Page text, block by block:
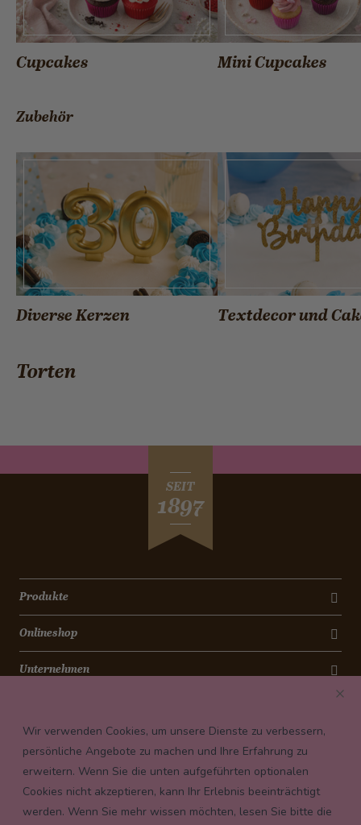
Cupcakes Mini Cupcakes
Zubehör
Diverse Kerzen Textdecor und
Torten
SEIT
1897
Produkte
Onlineshop
Unternehmen
Payment conditions
Wir verwenden Cookies, um unsere Dienste zu verbessern,
persönliche Angebote zu machen und Ihre Erfahrung zu
erweitern. Wenn Sie die unten aufgeführten optionalen
Cookies nicht akzeptieren, kann Ihr Erlebnis beeinträchtigt
werden. Wenn Sie mehr wissen möchten, lesen Sie bitte die